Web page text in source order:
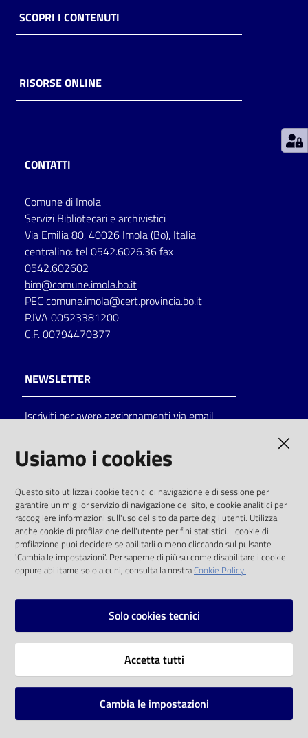
Casa
Piani
storico
per
lettura
Seguici
su
Catalogo
on line
Eventi
Chiedi al
bibliotecario
SCOPRI I CONTENUTI
RISORSE ONLINE
CONTATTI
Comune di Imola
Servizi Bibliotecari e archivistici
Via Emilia 80, 40026 Imola (Bo), Italia
centralino: tel 0542.6026.36 fax
0542.602602
bim@comune.imola.bo.it
PEC comune.imola@cert.provincia.bo.it
P.IVA 00523381200
C.F. 00794470377
NEWSLETTER
Iscriviti per avere aggiornamenti via email
solo alle condizioni previste dalla direttiva
comunitaria 2003/98/CE e dal d.lgs. 36/2006
SOCIAL
Instagram
Vai alla pagina
Mappa del sito
Usiamo i cookies
Questo sito utilizza i cookie tecnici di navigazione e di sessione per
garantire un miglior servizio di navigazione del sito, e cookie analitici per
raccogliere informazioni sull'uso del sito da parte degli utenti. Utilizza
anche cookie di profilazione dell'utente per fini statistici. I cookie di
profilazione puoi decidere se abilitarli o meno cliccando sul pulsante
'Cambia le impostazioni'. Per saperne di più su come disabilitare i cookie
oppure abilitarne solo alcuni, consulta la nostraCookie Policy.
Solo cookies tecnici
Accetta tutti
Cambia le impostazioni